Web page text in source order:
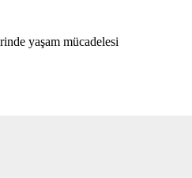
yaşam mücadelesi